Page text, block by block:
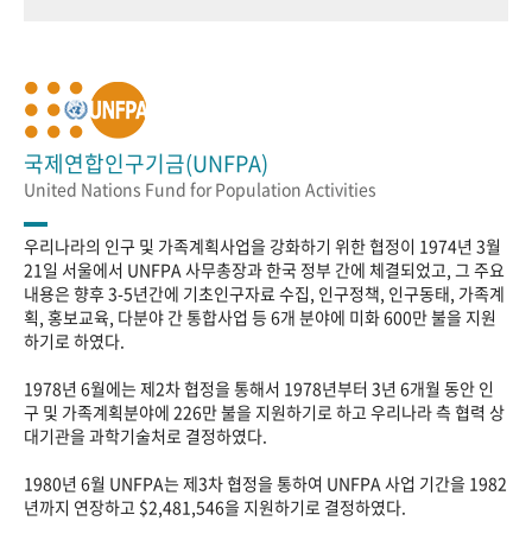
국제연합인구기금(UNFPA)
United Nations Fund for Population Activities
우리나라의 인구 및 가족계획사업을 강화하기 위한 협정이 1974년 3월
21일 서울에서 UNFPA 사무총장과 한국 정부 간에 체결되었고, 그 주요
내용은 향후 3-5년간에 기초인구자료 수집, 인구정책, 인구동태, 가족계
획, 홍보교육, 다분야 간 통합사업 등 6개 분야에 미화 600만 불을 지원
하기로 하였다.
1978년 6월에는 제2차 협정을 통해서 1978년부터 3년 6개월 동안 인
구 및 가족계획분야에 226만 불을 지원하기로 하고 우리나라 측 협력 상
대기관을 과학기술처로 결정하였다.
1980년 6월 UNFPA는 제3차 협정을 통하여 UNFPA 사업 기간을 1982
년까지 연장하고 $2,481,546을 지원하기로 결정하였다.